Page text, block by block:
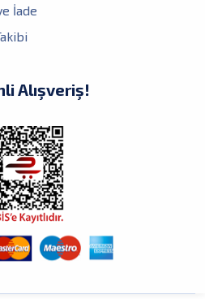
İade
Alışveriş!